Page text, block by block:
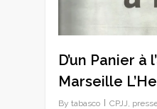
D’un Panier à
Marseille
By tabasco CPJJ